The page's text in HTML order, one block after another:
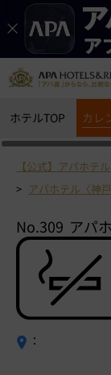
ホテルTOP カレ
【公式】アパホテ
アパホテル〈神
No.309 アパ
：